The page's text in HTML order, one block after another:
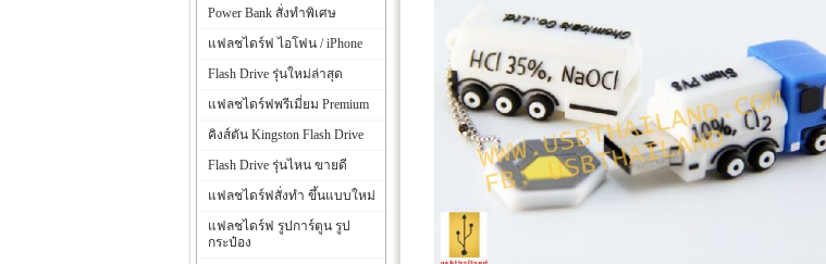
Power Bank สั่งทำพิเศษ
แฟลชไดร์ฟ ไอโฟน / iPhone
Flash Drive รุ่นใหม่ล่าสุด
แฟลชไดร์ฟพรีเมี่ยม Premium
คิงส์ตัน Kingston Flash Drive
Flash Drive รุ่นไหน ขายดี
แฟลชไดร์ฟสั่งทำ ขึ้นแบบใหม่
แฟลชไดร์ฟ รูปการ์ตูน รูป
กระป๋อง